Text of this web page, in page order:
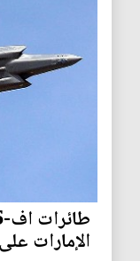
الإمارات